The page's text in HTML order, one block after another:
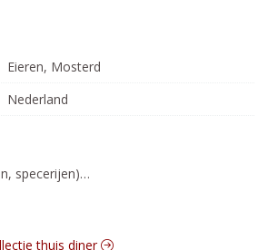
Eieren, Mosterd
Nederland
specerijen)
thuis diner